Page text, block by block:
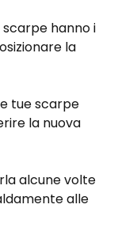
hanno i
la
tue scarpe
la nuova
alcune volte
alle